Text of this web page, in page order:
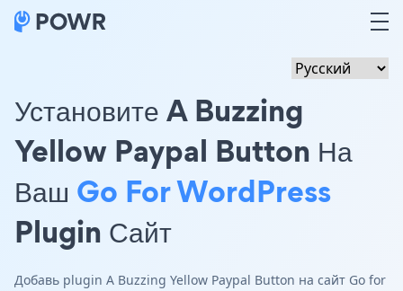
Установите A Buzzing
Yellow Paypal Button На
Ваш Go For WordPress
Plugin Сайт
Добавь plugin A Buzzing Yellow Paypal Button на сайт Go for